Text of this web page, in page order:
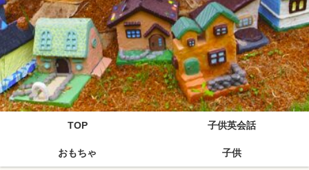
TOP 子供英会話
おもちゃ 子供